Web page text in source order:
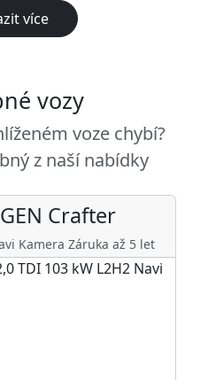
více
vozy
voze chybí?
z naší nabídky
Crafter
Kamera Záruka až 5 let